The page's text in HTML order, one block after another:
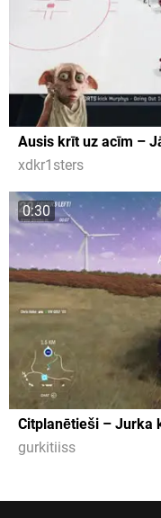
Ausis krīt uz acīm –
xdkr1sters
0:30
Citplanētieši – Jurka
gurkitiiss